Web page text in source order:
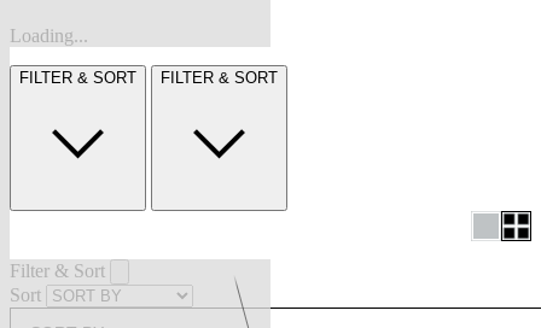
Loading...
FILTER & SORT FILTER & SORT
Filter & Sort
Sort